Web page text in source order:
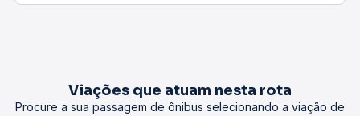
Viações que atuam nesta rota
Procure a sua passagem de ônibus selecionando a viação de